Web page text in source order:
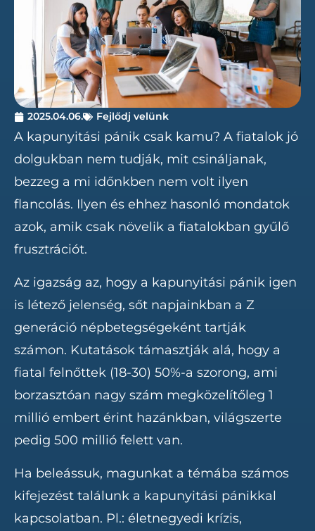
2025.04.06. Fejlődj velünk
A kapunyitási pánik csak kamu? A fiatalok jó
dolgukban nem tudják, mit csináljanak,
bezzeg a mi időnkben nem volt ilyen
flancolás. Ilyen és ehhez hasonló mondatok
azok, amik csak növelik a fiatalokban gyűlő
frusztrációt.
Az igazság az, hogy a kapunyitási pánik igen
is létező jelenség, sőt napjainkban a Z
generáció népbetegségeként tartják
számon. Kutatások támasztják alá, hogy a
fiatal felnőttek (18-30) 50%-a szorong, ami
borzasztóan nagy szám megközelítőleg 1
millió embert érint hazánkban, világszerte
pedig 500 millió felett van.
Ha beleássuk, magunkat a témába számos
kifejezést találunk a kapunyitási pánikkal
kapcsolatban. Pl.: életnegyedi krízis,